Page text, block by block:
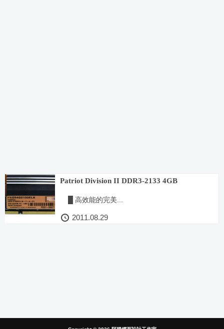
Patriot Division II DDR3-2133 4GB
█ 高效能的完美...
2011.08.29